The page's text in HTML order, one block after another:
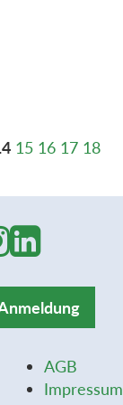
15 16 17 18
AGB
Impressum